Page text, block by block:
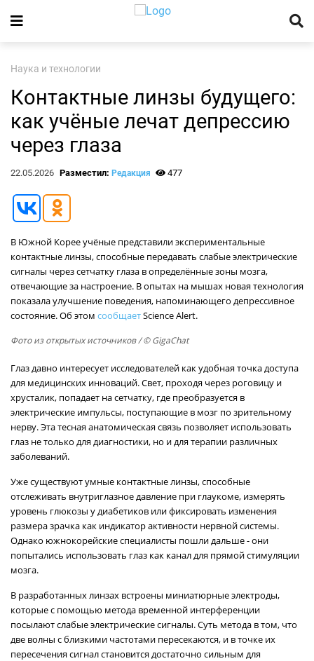
Наука и технологии
Контактные линзы будущего:
как учёные лечат депрессию
через глаза
22.05.2026 Разместил: Редакция 477
В Южной Корее учёные представили экспериментальные
контактные линзы, способные передавать слабые электрические
сигналы через сетчатку глаза в определённые зоны мозга,
отвечающие за настроение. В опытах на мышах новая технология
показала улучшение поведения, напоминающего депрессивное
состояние. Об этом сообщаетScience Alert.
Фото из открытых источников/ © GigaChat
Глаз давно интересует исследователей как удобная точка доступа
для медицинских инноваций. Свет, проходя через роговицу и
хрусталик, попадает на сетчатку, где преобразуется в
электрические импульсы, поступающие в мозг по зрительному
нерву. Эта тесная анатомическая связь позволяет использовать
глаз не только для диагностики, но и для терапии различных
заболеваний.
Уже существуют умные контактные линзы, способные
отслеживать внутриглазное давление при глаукоме, измерять
уровень глюкозы у диабетиков или фиксировать изменения
размера зрачка как индикатор активности нервной системы.
Однако южнокорейские специалисты пошли дальше - они
попытались использовать глаз как канал для прямой стимуляции
мозга.
В разработанных линзах встроены миниатюрные электроды,
которые с помощью метода временной интерференции
посылают слабые электрические сигналы. Суть метода в том, что
две волны с близкими частотами пересекаются, и в точке их
пересечения сигнал становится достаточно сильным для